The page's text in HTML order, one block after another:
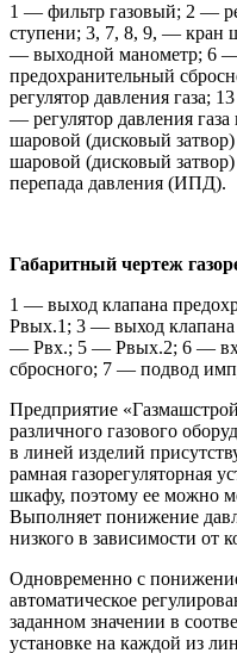
1 — фильтр газовый; 2 —
ступени; 3, 7, 8, 9, — кран
— выходной манометр; 6
предохранительный
регулятор давления газа;
— регулятор давления
шаровой (дисковый
шаровой (дисковый
перепада давления (ИПД).
Габаритный чертеж
1 — выход клапана
Рвых.1; 3 — выход клапана
— Рвх.; 5 — Рвых.2; 6 —
сбросного; 7 — подвод
Предприятие
различного газового
в линей изделий
рамная газорегуляторная
шкафу, поэтому ее можно
Выполняет понижение
низкого в зависимости от
Одновременно с
автоматическое
заданном значении в
установке на каждой из